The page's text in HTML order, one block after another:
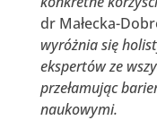
dr Małecka-
wyróżnia się
ekspertów ze
przełamując
naukowymi.